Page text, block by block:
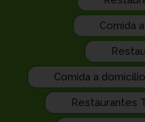
Comida
Comida a
Restaurantes